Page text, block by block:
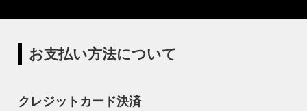
ています。ハンドメイドによる小規模生産により、他にはな
◆もっと詳しく見る
縁体）が使われていることです。エジソンが電球を発明した
お支払い方法について
クレジットカード決済